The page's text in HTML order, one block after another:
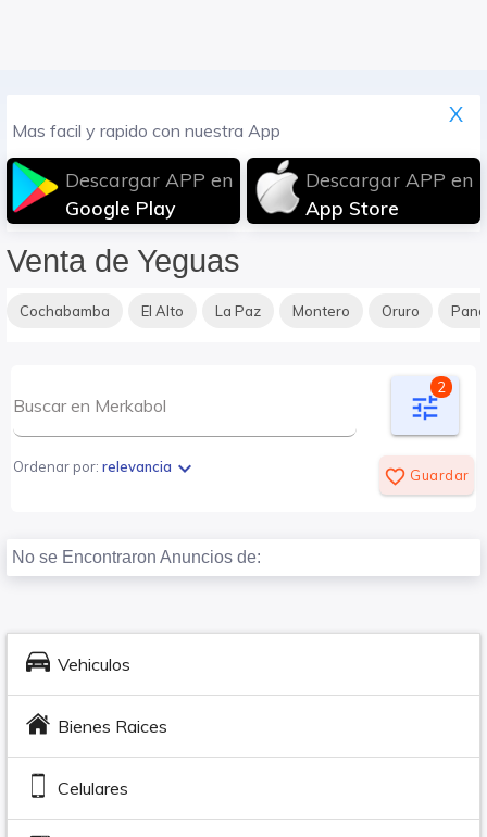
Mas facil y rapido con nuestra App
Descargar APP en
Google Play
Descargar APP en
App Store
X
Venta de Yeguas
Cochabamba El Alto La Paz Montero Oruro
tune
2
Ordenar por: relevancia expand_more favorite_border Guardar
No se Encontraron Anuncios de:
Vehiculos
Bienes Raices
Celulares